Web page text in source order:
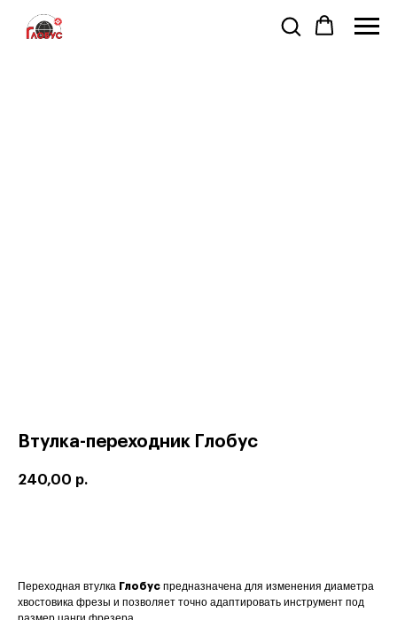
Втулка-переходник Глобус
240,00 р.
Переходная втулка Глобус предназначена для изменения диаметра
хвостовика фрезы и позволяет точно адаптировать инструмент под